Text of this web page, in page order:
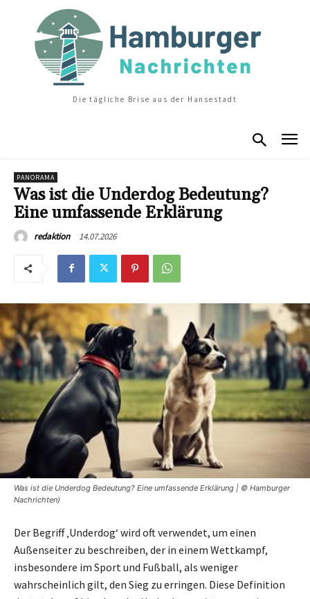
Die tägliche Brise aus der Hansestadt
PANORAMA
Was ist die Underdog Bedeutung?
Eine umfassende Erklärung
redaktion 14.07.2026
Was ist die Underdog Bedeutung? Eine umfassende Erklärung | © Hamburger
Nachrichten)
Der Begriff ‚Underdog‘ wird oft verwendet, um einen
Außenseiter zu beschreiben, der in einem Wettkampf,
insbesondere im Sport und Fußball, als weniger
wahrscheinlich gilt, den Sieg zu erringen. Diese Definition